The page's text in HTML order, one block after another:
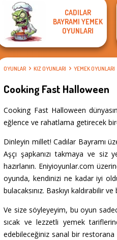
CADILAR
BAYRAMI YEMEK
OYUNLARI
OYUNLAR KIZ OYUNLARI YEMEK OYUNLARI
Cooking Fast Halloween
Cooking Fast Halloween
eğlence ve rahatlama getirecek
Dinleyin millet! Cadılar Bayramı
Aşçı şapkanızı takmaya ve
hazırlanın. Eniyioyunlar.com
oyunda, kendinizi ne kadar iyi
bulacaksınız. Baskıyı kaldırabilir
Ve size söyleyeyim, bu oyun
sıcak ve lezzetli yemek
edebileceğiniz sanal bir restorana